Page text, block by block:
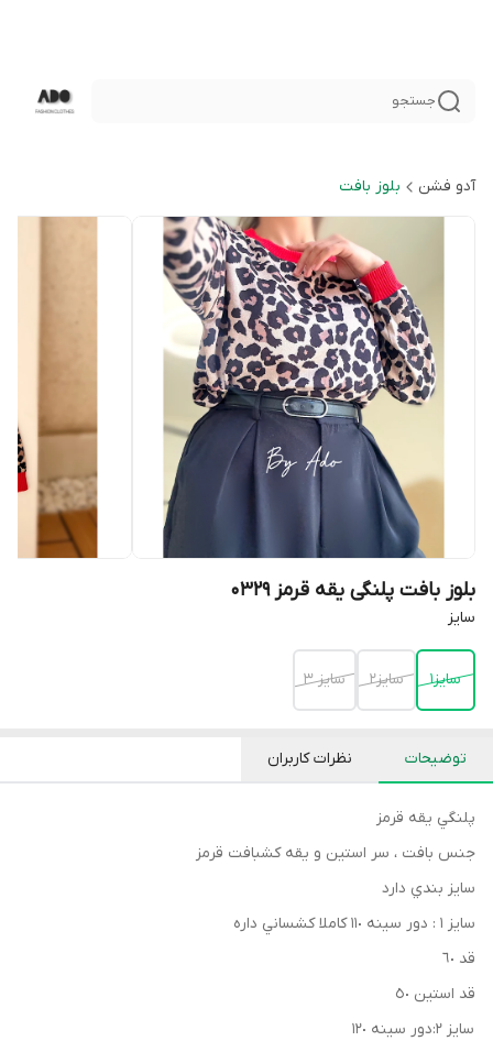
جستجو
آدو فشن بلوز بافت
بلوز بافت پلنگی یقه قرمز 0329
سايز
سايز١ سايز٢ سايز ٣
توضیحات نظرات کاربران
پلنگي يقه قرمز
جنس بافت ، سر استين و يقه كشبافت قرمز
سايز بندي دارد
سايز ١ : دور سينه ١١٠ كاملا كشساني داره
قد ٦٠
قد استين ٥٠
سايز ٢:دور سينه ١٢٠